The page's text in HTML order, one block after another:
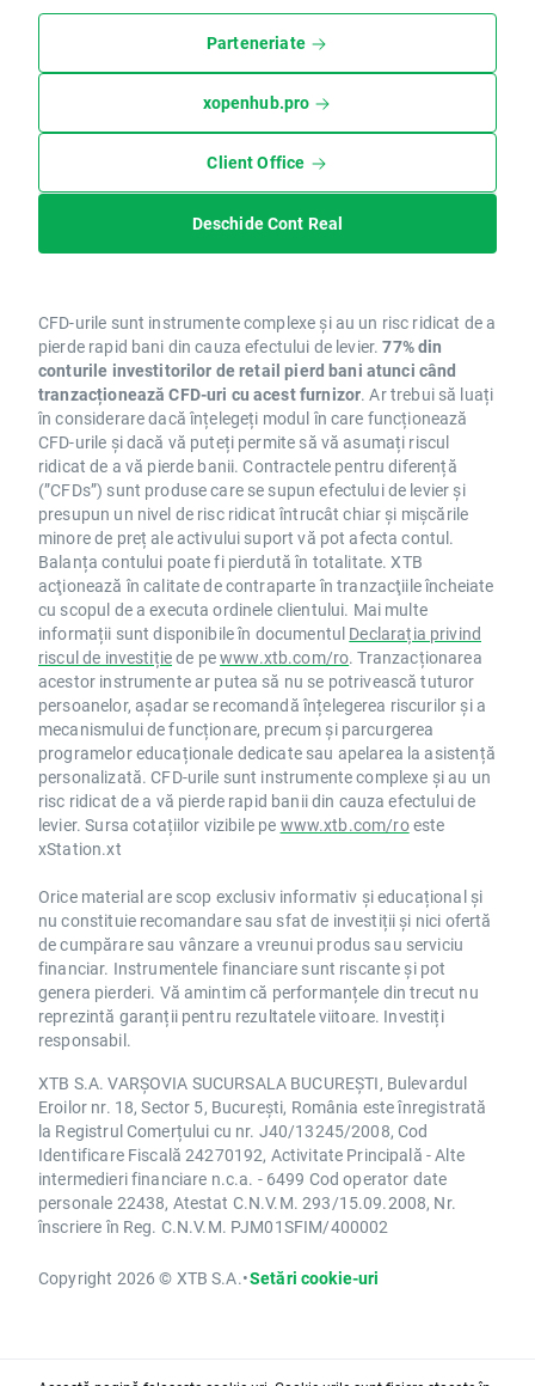
Parteneriate
xopenhub.pro
Client Office
Deschide Cont Real
CFD-urile sunt instrumente complexe și au un risc ridicat de a
pierde rapid bani din cauza efectului de levier.77% din
conturile investitorilor de retail pierd bani atunci când
tranzacționează CFD-uri cu acest furnizor. Ar trebui să luați
în considerare dacă înțelegeți modul în care funcționează
CFD-urile și dacă vă puteți permite să vă asumați riscul
ridicat de a vă pierde banii. Contractele pentru diferență
(”CFDs”) sunt produse care se supun efectului de levier și
presupun un nivel de risc ridicat întrucât chiar și mișcările
minore de preț ale activului suport vă pot afecta contul.
Balanța contului poate fi pierdută în totalitate. XTB
acţionează în calitate de contraparte în tranzacţiile încheiate
cu scopul de a executa ordinele clientului. Mai multe
informații sunt disponibile în documentul Declarația privind
riscul de investițiede pewww.xtb.com/ro. Tranzacționarea
acestor instrumente ar putea să nu se potrivească tuturor
persoanelor, așadar se recomandă înțelegerea riscurilor și a
mecanismului de funcționare, precum și parcurgerea
programelor educaționale dedicate sau apelarea la asistență
personalizată. CFD-urile sunt instrumente complexe și au un
risc ridicat de a vă pierde rapid banii din cauza efectului de
levier. Sursa cotațiilor vizibile pe www.xtb.com/roeste
xStation.xt
Orice material are scop exclusiv informativ și educațional și
nu constituie recomandare sau sfat de investiții și nici ofertă
de cumpărare sau vânzare a vreunui produs sau serviciu
financiar. Instrumentele financiare sunt riscante și pot
genera pierderi. Vă amintim că performanțele din trecut nu
reprezintă garanții pentru rezultatele viitoare. Investiți
responsabil.
XTB S.A. VARȘOVIA SUCURSALA BUCUREȘTI, Bulevardul
Eroilor nr. 18, Sector 5, București, România este înregistrată
la Registrul Comerțului cu nr. J40/13245/2008, Cod
Identificare Fiscală 24270192, Activitate Principală - Alte
intermedieri financiare n.c.a. - 6499 Cod operator date
personale 22438, Atestat C.N.V.M. 293/15.09.2008, Nr.
înscriere în Reg. C.N.V.M. PJM01SFIM/400002
Copyright 2026 © XTB S.A.•Setări cookie-uri